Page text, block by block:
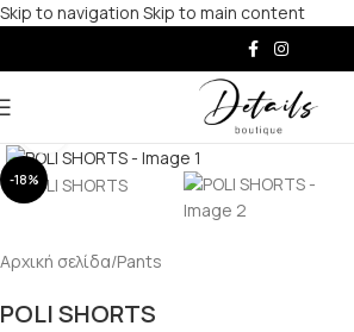
Skip to navigation Skip to main content
-18%
Αρχική σελίδα/Pants
POLI SHORTS